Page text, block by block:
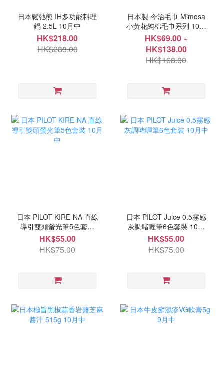
日本鬆弛熊 IH多功能料理
鍋 2.5L 10月中
HK$218.00
HK$288.00
日本製 今治毛巾 Mimosa
小黃花純棉毛巾系列 10月
中
HK$69.00 ~
HK$138.00
HK$168.00
日本 PILOT KIRE-NA 直線
導引雙頭螢光筆5色套裝
10月中
HK$55.00
HK$75.00
日本 PILOT Juice 0.5霧感
灰調啫喱筆6色套裝 10月
中
HK$55.00
HK$75.00